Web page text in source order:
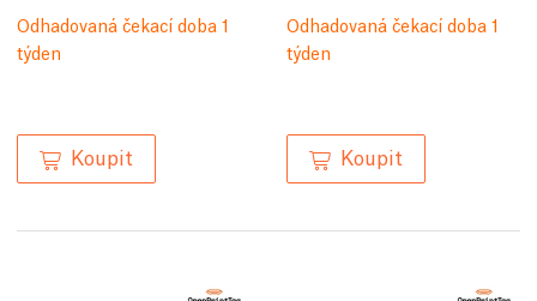
Odhadovaná čekací doba 1
týden
Koupit
Odhadovaná čekací doba 1
týden
Koupit